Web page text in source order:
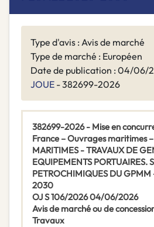
Type d'avis : Avis de marché
Type de marché : Européen
Date de publication : 04/06/
JOUE - 382699-2026
382699-2026 - Mise en
France – Ouvrages maritimes –
MARITIMES - TRAVAUX DE
EQUIPEMENTS PORTUAIRES.
PETROCHIMIQUES DU
2030
OJ S 106/2026 04/06/2026
Avis de marché ou de
Travaux